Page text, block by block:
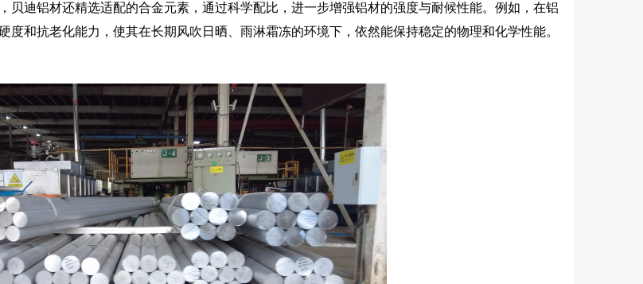
贝迪铝材还精选适配的合金元素，通过科学配比，进一步增强铝材的强度与耐候性能。例如，在铝
和抗老化能力，使其在长期风吹日晒、雨淋霜冻的环境下，依然能保持稳定的物理和化学性能。